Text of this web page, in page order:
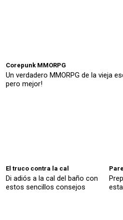
Corepunk MMORPG
Un verdadero MMORPG de la vieja
pero mejor!
El truco contra la cal
Di adiós a la cal del baño con
estos sencillos consejos